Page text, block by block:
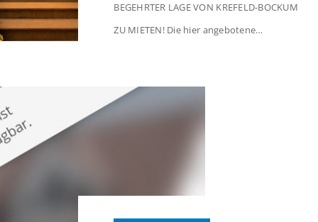
BEGEHRTER LAGE VON KREFELD-BOCKUM
ZU MIETEN! Die hier angebotene
in begehrter Wohnlage von Krefeld-Bockum.